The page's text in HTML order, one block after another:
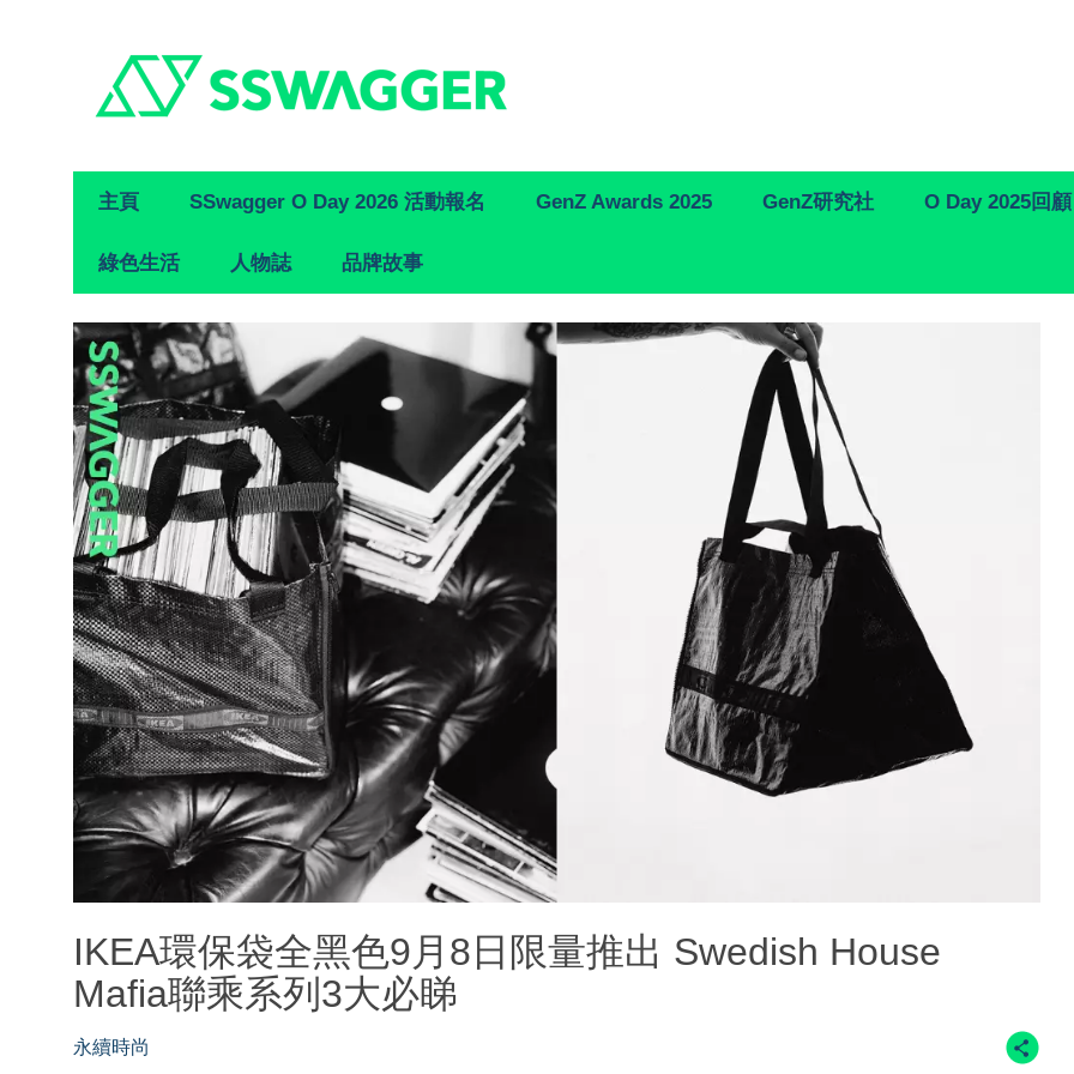
Primary
Navigation
主頁 SSwagger O Day 2026 活動報名 GenZ Awards 2025 GenZ研究社 O Day 2025回顧
綠色生活 人物誌 品牌故事
IKEA環保袋全黑色9月8日限量推出 Swedish House
Mafia聯乘系列3大必睇
永續時尚